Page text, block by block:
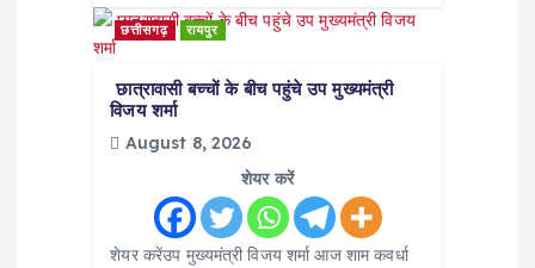
छत्तीसगढ़ रायपुर
छात्रावासी बच्चों के बीच पहुंचे उप मुख्यमंत्री
विजय शर्मा
August 8, 2026
शेयर करें
शेयर करेंउप मुख्यमंत्री विजय शर्मा आज शाम कवर्धा